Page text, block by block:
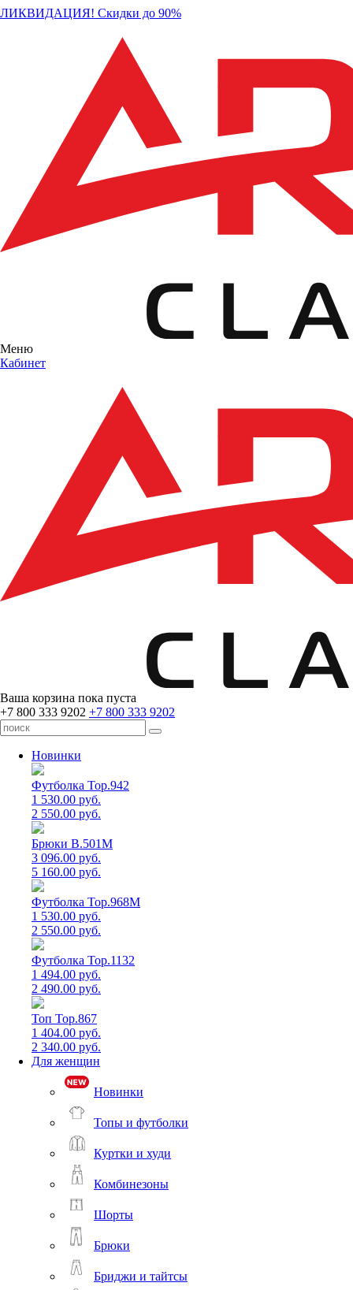
ЛИКВИДАЦИЯ! Скидки до 90%
Меню
Кабинет
Ваша корзина пока пуста
+7 800 333 9202 +7 800 333 9202
Новинки
Футболка Top.942
1 530.00 руб.
2 550.00 руб.
Брюки B.501M
3 096.00 руб.
5 160.00 руб.
Футболка Top.968M
1 530.00 руб.
2 550.00 руб.
Футболка Top.1132
1 494.00 руб.
2 490.00 руб.
Топ Top.867
1 404.00 руб.
2 340.00 руб.
Для женщин
Новинки
Топы и футболки
Куртки и худи
Комбинезоны
Шорты
Брюки
Бриджи и тайтсы